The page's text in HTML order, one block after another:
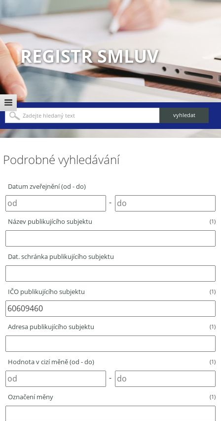
REGISTR SMLUV
Podrobné vyhledávání
Datum zveřejnění (od - do)
-
Název publikujícího subjektu (1)
Dat. schránka publikujícího subjektu
IČO publikujícího subjektu (1)
Adresa publikujícího subjektu (1)
Hodnota v cizí měně (od - do) (1)
-
Označení měny (1)